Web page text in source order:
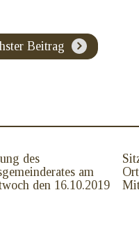
Beitrag
des
am
den 16.10.2019